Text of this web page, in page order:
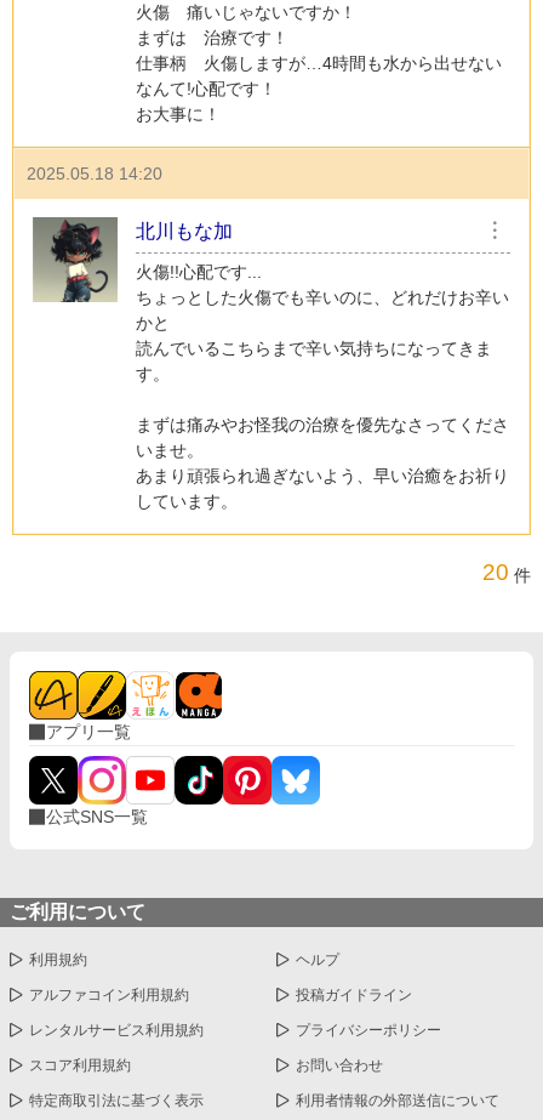
火傷 痛いじゃないですか！
まずは 治療です！
仕事柄 火傷しますが…4時間も水から出せない
なんて!心配です！
お大事に！
2025.05.18 14:20
北川もな加 ︙
火傷!!心配です...
ちょっとした火傷でも辛いのに、どれだけお辛い
かと
読んでいるこちらまで辛い気持ちになってきま
す。
まずは痛みやお怪我の治療を優先なさってくださ
いませ。
あまり頑張られ過ぎないよう、早い治癒をお祈り
しています。
20 件
アプリ一覧
公式SNS一覧
ご利用について
利用規約 ヘルプ
アルファコイン利用規約 投稿ガイドライン
レンタルサービス利用規約 プライバシーポリシー
スコア利用規約 お問い合わせ
特定商取引法に基づく表示 利用者情報の外部送信について